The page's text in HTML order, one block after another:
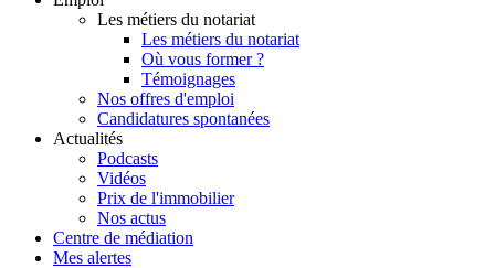
Les métiers du notariat
Les métiers du notariat
Où vous former ?
Témoignages
Nos offres d'emploi
Candidatures spontanées
Actualités
Podcasts
Vidéos
Prix de l'immobilier
Nos actus
Centre de médiation
Mes alertes